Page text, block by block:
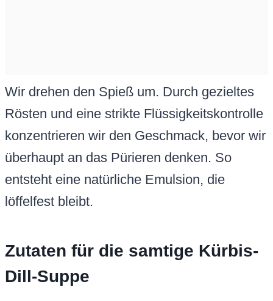
Wir drehen den Spieß um. Durch gezieltes
Rösten und eine strikte Flüssigkeitskontrolle
konzentrieren wir den Geschmack, bevor wir
überhaupt an das Pürieren denken. So
entsteht eine natürliche Emulsion, die
löffelfest bleibt.
Zutaten für die samtige Kürbis-
Dill-Suppe